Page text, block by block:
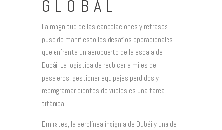
GLOBAL
La magnitud de las cancelaciones y retrasos
puso de manifiesto los desafíos operacionales
que enfrenta un aeropuerto de la escala de
Dubái. La logística de reubicar a miles de
pasajeros, gestionar equipajes perdidos y
reprogramar cientos de vuelos es una tarea
titánica.
Emirates, la aerolínea insignia de Dubái y una de